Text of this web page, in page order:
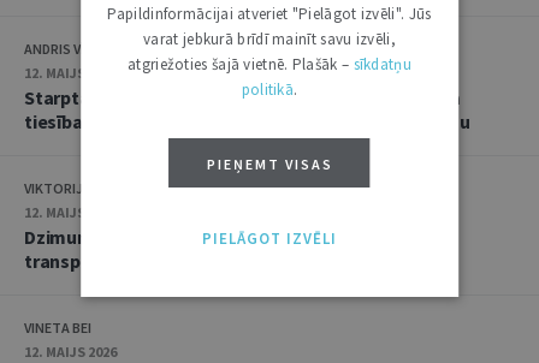
ANDRIS VĪTOLS
12. MAIJS 2026
Starptautiskās aizsardzības pieteikuma iesniedzēja
tiesības apstrīdēt lēmumu par trešās valsts drošumu
VIKTORIJA SOŅECA
12. MAIJS 2026
Dzimuma identitātes norādīšana nav nepieciešama
transporta biļetes iegādei
VINETA BEI
12. MAIJS 2026
Papildinformācijai atveriet "Pielāgot izvēli". Jūs
varat jebkurā brīdī mainīt savu izvēli,
atgriežoties šajā vietnē. Plašāk – sīkdatņu
politikā.
PIEŅEMT VISAS
PIELĀGOT IZVĒLI